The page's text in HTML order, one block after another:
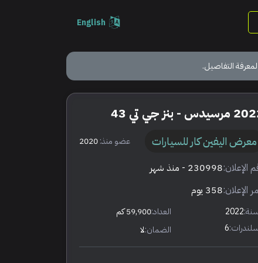
English
التفاصيل.
- بنز جي تي 43
معرض اليفين كار للسيارات عضو منذ:2020
الإعلان:230998 - منذ شهر
الإعلان:358 يوم
2022 العداد:59,900 كم
6 الضمان:لا